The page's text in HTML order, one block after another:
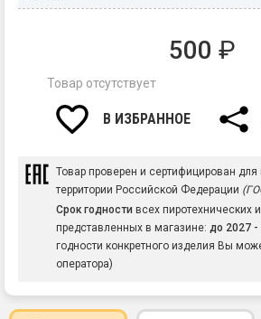
500 ₽
Товар отсутствует
В ИЗБРАННОЕ
Товар проверен и сертифицирован
территории Российской Федерации
Срок годности всех пиротехнических
представленных в магазине: до 2027 -
годности конкретного изделия Вы
оператора)